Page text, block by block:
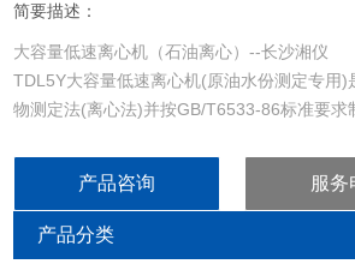
简要描述：
大容量低速离心机（石油离心）--长沙湘仪
TDL5Y大容量低速离心机(原油水份测定专用)
物测定法(离心法)并按GB/T6533-86标准要求
产品咨询 服务
产品分类